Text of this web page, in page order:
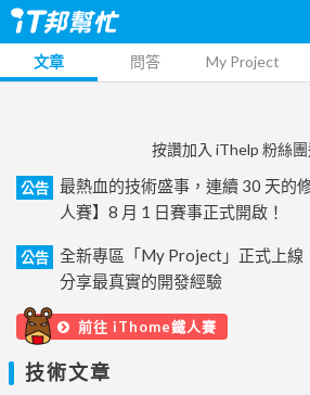
文章 問答 My Project
按讚加入 iThelp 粉絲
公告
最熱血的技術盛事，連續 30 天的
人賽】8 月 1 日賽事正式開啟！
公告
全新專區「My Project」正式上線
分享最真實的開發經驗
前往 iThome鐵人賽
技術文章